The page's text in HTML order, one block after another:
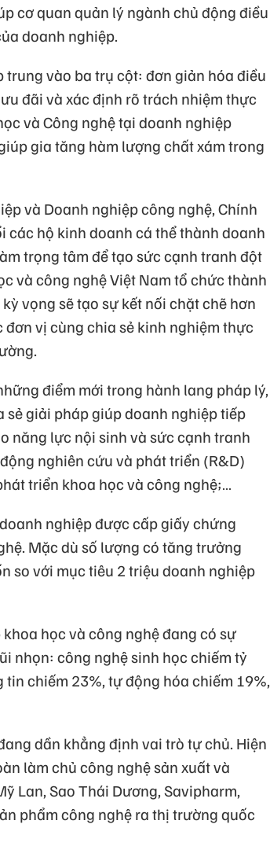
cơ quan quản lý ngành chủ động điều
doanh nghiệp.
vào ba trụ cột: đơn giản hóa điều
đãi và xác định rõ trách nhiệm thực
và Công nghệ tại doanh nghiệp
gia tăng hàm lượng chất xám trong
và Doanh nghiệp công nghệ, Chính
các hộ kinh doanh cá thể thành doanh
trọng tâm để tạo sức cạnh tranh đột
và công nghệ Việt Nam tổ chức thành
vọng sẽ tạo sự kết nối chặt chẽ hơn
vị cùng chia sẻ kinh nghiệm thực
điểm mới trong hành lang pháp lý,
giải pháp giúp doanh nghiệp tiếp
năng lực nội sinh và sức cạnh tranh
nghiên cứu và phát triển (R&D)
triển khoa học và công nghệ;…
nghiệp được cấp giấy chứng
Mặc dù số lượng có tăng trưởng
so với mục tiêu 2 triệu doanh nghiệp
học và công nghệ đang có sự
nhọn: công nghệ sinh học chiếm tỷ
chiếm 23%, tự động hóa chiếm 19%,
dần khẳng định vai trò tự chủ. Hiện
làm chủ công nghệ sản xuất và
Lan, Sao Thái Dương, Savipharm,
phẩm công nghệ ra thị trường quốc